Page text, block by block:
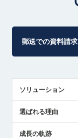
郵送での資料請求
ソリューション
解決策提案
選ばれる理由
成長の軌跡